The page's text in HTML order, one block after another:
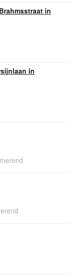
in
in